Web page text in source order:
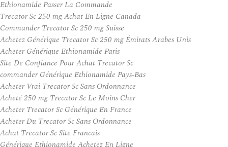
Ethionamide Passer La Commande
Trecator Sc 250 mg Achat En Ligne Canada
Commander Trecator Sc 250 mg Suisse
Achetez Générique Trecator Sc 250 mg Émirats Arabes Unis
Acheter Générique Ethionamide Paris
Site De Confiance Pour Achat Trecator Sc
commander Générique Ethionamide Pays-Bas
Acheter Vrai Trecator Sc Sans Ordonnance
Acheté 250 mg Trecator Sc Le Moins Cher
Acheter Trecator Sc Générique En France
Acheter Du Trecator Sc Sans Ordonnance
Achat Trecator Sc Site Francais